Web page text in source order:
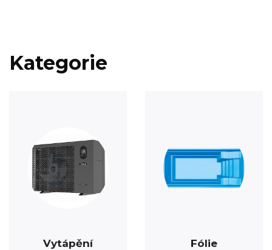
Kategorie
Vytápění Fólie